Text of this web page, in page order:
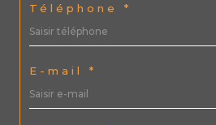
Téléphone *
E-mail *